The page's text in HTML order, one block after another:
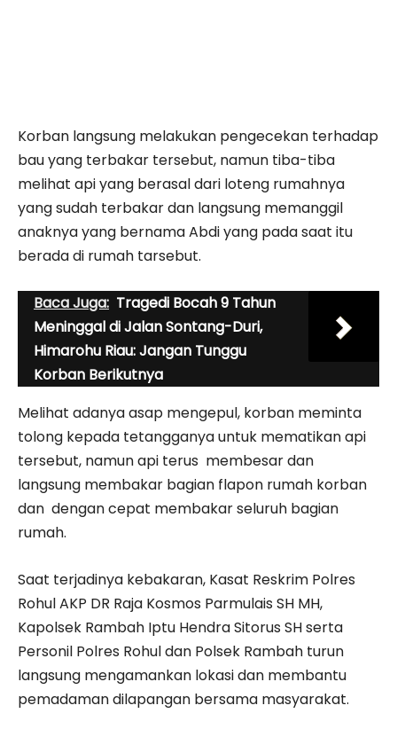
Korban langsung melakukan pengecekan terhadap
bau yang terbakar tersebut, namun tiba-tiba
melihat api yang berasal dari loteng rumahnya
yang sudah terbakar dan langsung memanggil
anaknya yang bernama Abdi yang pada saat itu
berada di rumah tarsebut.
Baca Juga: Tragedi Bocah 9 Tahun
Meninggal di Jalan Sontang-Duri,
Himarohu Riau: Jangan Tunggu
Korban Berikutnya
Melihat adanya asap mengepul, korban meminta
tolong kepada tetangganya untuk mematikan api
tersebut, namun api terus membesar dan
langsung membakar bagian flapon rumah korban
dan dengan cepat membakar seluruh bagian
rumah.
Saat terjadinya kebakaran, Kasat Reskrim Polres
Rohul AKP DR Raja Kosmos Parmulais SH MH,
Kapolsek Rambah Iptu Hendra Sitorus SH serta
Personil Polres Rohul dan Polsek Rambah turun
langsung mengamankan lokasi dan membantu
pemadaman dilapangan bersama masyarakat.